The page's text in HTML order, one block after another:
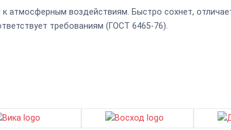
к атмосферным воздействиям. Быстро сохнет,
требованиям (ГОСТ 6465-76).